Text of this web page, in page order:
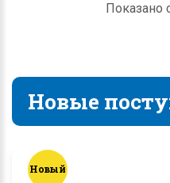
Показано
Новые
Новый